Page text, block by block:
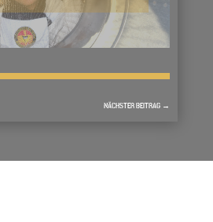
NÄCHSTER BEITRAG →